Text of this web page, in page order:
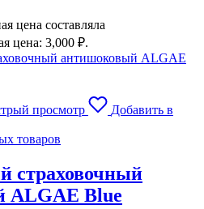
цена составляла
цена: 3,000 ₽.
просмотр
Добавить в
товаров
страховочный
ALGAE Blue